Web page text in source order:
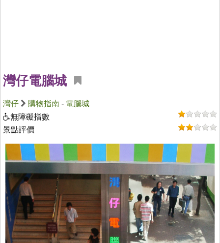
灣仔電腦城
灣仔 購物指南 - 電腦城
無障礙指數
景點評價